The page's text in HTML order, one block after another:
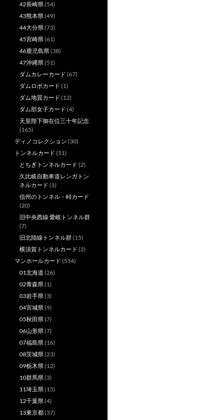
42長崎県(54)
43熊本県(49)
44大分県(73)
45宮崎県(61)
46鹿児島県(38)
47沖縄県(51)
ダムカレーカード (67)
ダムロボカード (1)
ダム地質カード (12)
ダム部女子カード (4)
天皇陛下御在位三十年記念
(165)
ディノコレクション (30)
トンネルカード (51)
とちぎトンネルカード (2)
久比岐自動車道レンガトン
ネルカード (1)
信州のトンネル・峠カード
(20)
旧中央西線 愛岐トンネル群
(7)
旧北陸線トンネル群(15)
横須賀トンネルカード (2)
マンホールカード (554)
01北海道 (26)
02青森県(1)
03岩手県(3)
04宮城県(9)
05秋田県(7)
06山形県(7)
07福島県(16)
08茨城県(23)
09栃木県(12)
10群馬県(3)
11埼玉県(15)
12千葉県(4)
13東京都(37)